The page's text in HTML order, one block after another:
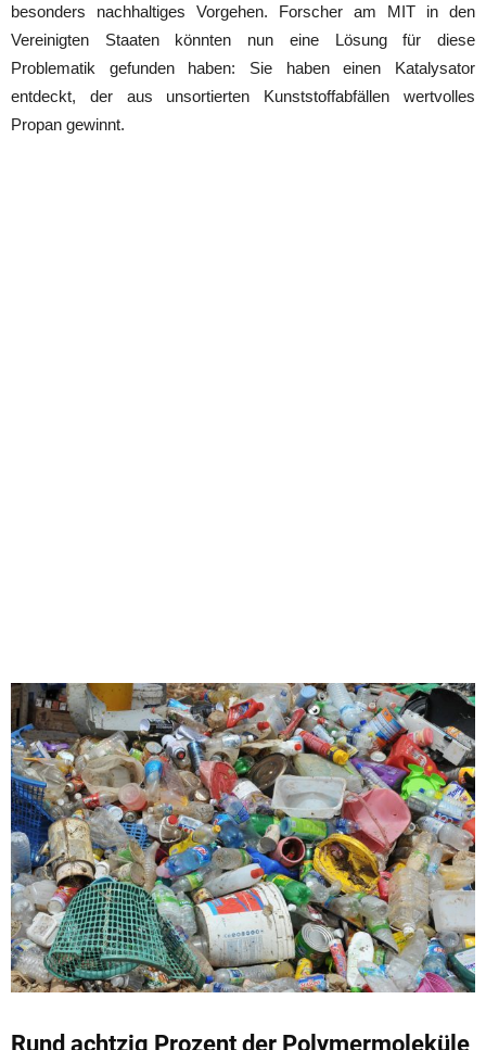
besonders nachhaltiges Vorgehen. Forscher am MIT in den
Vereinigten Staaten könnten nun eine Lösung für diese
Problematik gefunden haben: Sie haben einen Katalysator
entdeckt, der aus unsortierten Kunststoffabfällen wertvolles
Propan gewinnt.
Rund achtzig Prozent der Polymermoleküle